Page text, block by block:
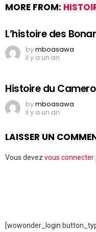
MORE FROM:
L’histoire des
bymboasawa
il y a un an
Histoire du
bymboasawa
il y a un an
LAISSER UN
Vous devez vous connecter
[wowonder_login